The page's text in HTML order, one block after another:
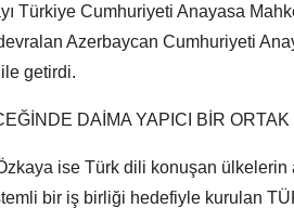
Türkiye Cumhuriyeti Anayasa
devralan Azerbaycan Cumhuriyeti
getirdi.
DAİMA YAPICI BİR
ise Türk dili konuşan ülkelerin
bir iş birliği hedefiyle kurulan